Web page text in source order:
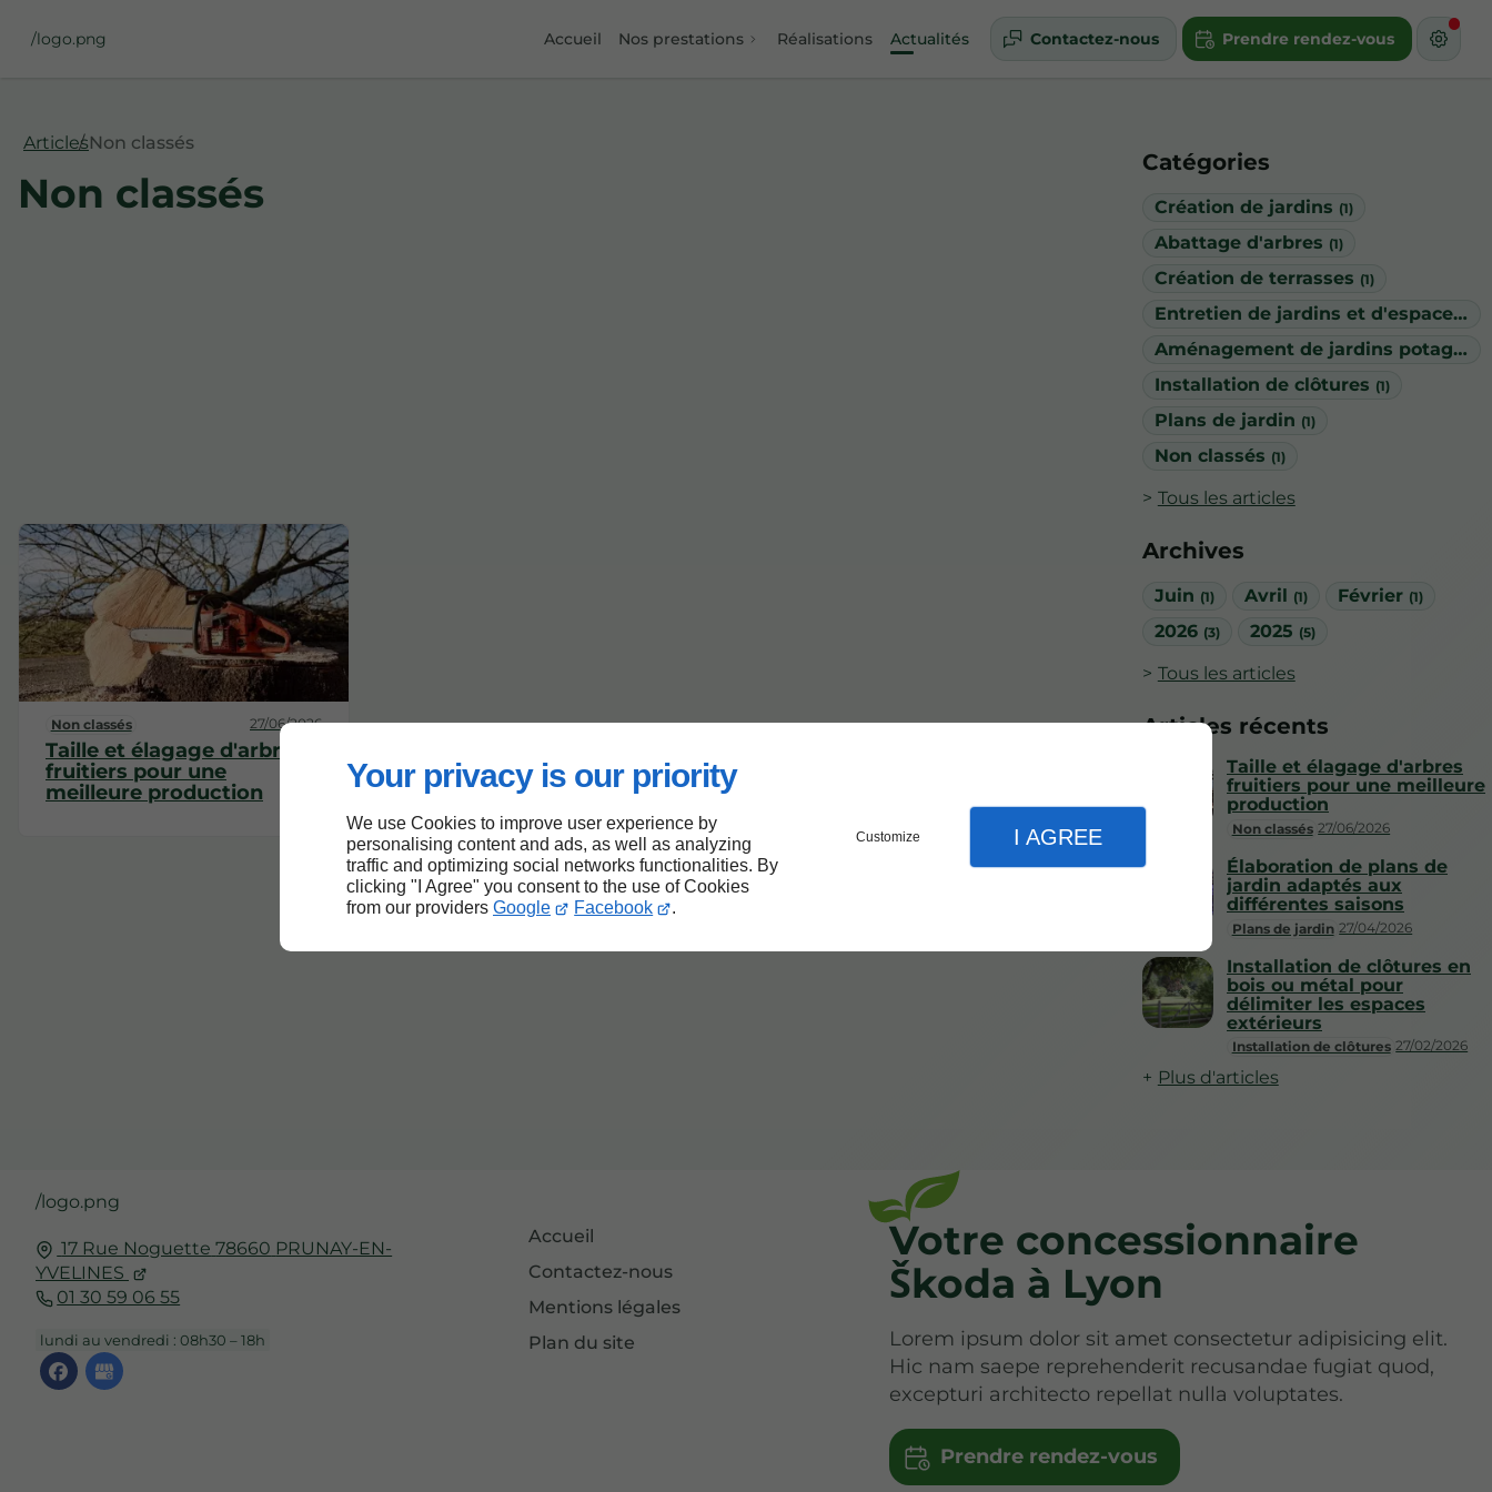
Your privacy is our priority
We use Cookies to improve user experience by
personalising content and ads, as well as analyzing
traffic and optimizing social networks functionalities. By
clicking "I Agree" you consent to the use of Cookies
from our providers Google Facebook .
Customize I AGREE
/logo.png Accueil Nos prestations Réalisations Actualités Contactez-nous Prendre rendez-vous
Catégories
Création de jardins (1)
Abattage d'arbres (1)
Création de terrasses (1)
Entretien de jardins et d'espaces verts
Aménagement de jardins potagers
Installation de clôtures (1)
Plans de jardin (1)
Non classés (1)
Tous les articles
Archives
Juin (1) Avril (1) Février (1)
2026 (3) 2025 (5)
Tous les articles
Articles récents
Non classés 27/06/2026
Taille et élagage d'arbres
fruitiers pour une meilleure
production
Plans de jardin 27/04/2026
Élaboration de plans de
jardin adaptés aux
différentes saisons
Installation de clôtures 27/02/2026
Installation de clôtures en
bois ou métal pour
délimiter les espaces
extérieurs
Plus d'articles
ArticlesNon classés
Non classés
Non classés 27/06/2026
Taille et élagage d'arbres
fruitiers pour une
meilleure production
/logo.png
17 Rue Noguette 78660 PRUNAY-EN-
YVELINES
01 30 59 06 55
lundi au vendredi : 08h30 – 18h
Accueil
Contactez-nous
Mentions légales
Plan du site
Votre concessionnaire
Škoda à Lyon
Lorem ipsum dolor sit amet consectetur adipisicing elit.
Hic nam saepe reprehenderit recusandae fugiat quod,
excepturi architecto repellat nulla voluptates.
Prendre rendez-vous